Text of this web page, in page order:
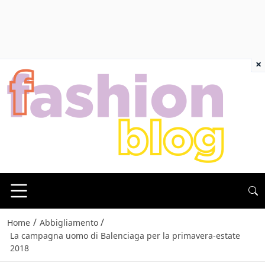
Home / Abbigliamento /
La campagna uomo di Balenciaga per la primavera-estate
2018
×